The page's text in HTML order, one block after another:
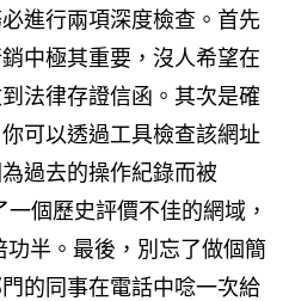
進行兩項深度檢查。首先
中極其重要，沒人希望在
法律存證信函。其次是確
可以透過工具檢查該網址
過去的操作紀錄而被
個歷史評價不佳的網域，
功半。最後，別忘了做個簡
的同事在電話中唸一次給